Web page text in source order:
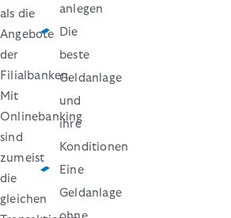
als die
Angebote
der
Filialbanken.
Mit
Onlinebanking
sind
zumeist
die
gleichen
anlegen
Die
beste
Geldanlage
und
ihre
Konditionen
Eine
Geldanlage